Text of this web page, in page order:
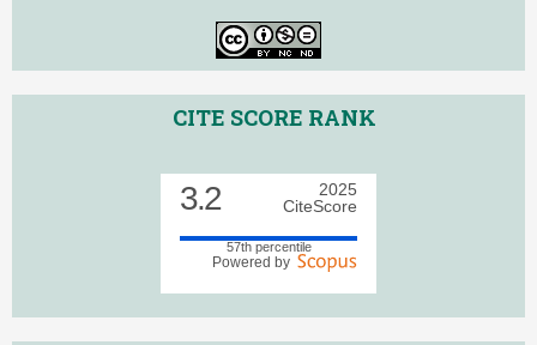
CITE SCORE RANK
3.2
2025
CiteScore
57th percentile
Powered by